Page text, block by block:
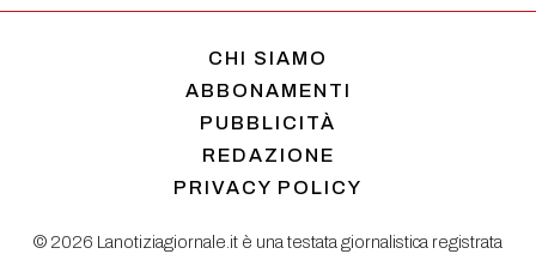
CHI SIAMO
ABBONAMENTI
PUBBLICITÀ
REDAZIONE
PRIVACY POLICY
© 2026 Lanotiziagiornale.it è una testata giornalistica registrata